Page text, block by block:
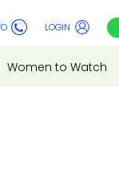
LOGIN
Women to Watch